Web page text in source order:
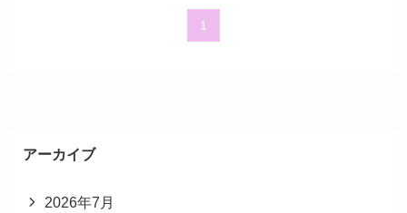
1
アーカイブ
2026年7月